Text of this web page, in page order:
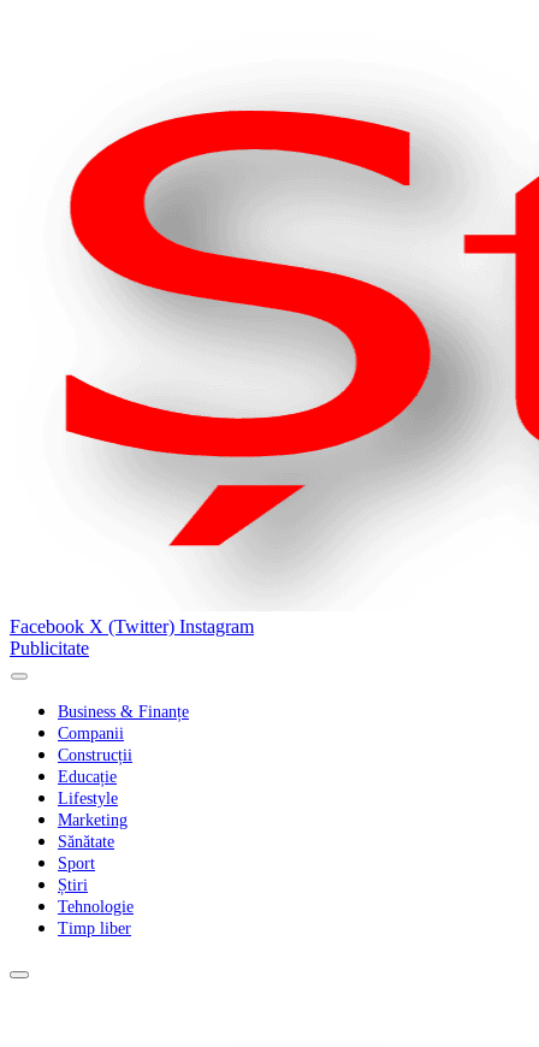
Facebook X (Twitter) Instagram
Publicitate
Business & Finanțe
Companii
Construcții
Educație
Lifestyle
Marketing
Sănătate
Sport
Știri
Tehnologie
Timp liber